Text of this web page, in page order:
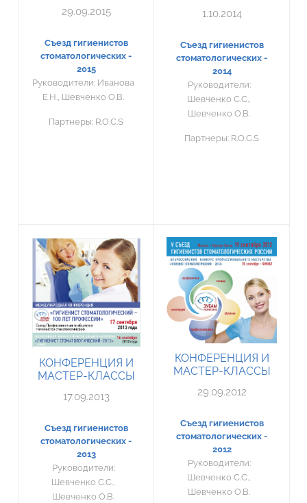
29.09.2015
Съезд гигиенистов
стоматологических -
2015
Руководители: Иванова
Е.Н., Шевченко О.В.
Партнеры: R.O.C.S
1.10.2014
Съезд гигиенистов
стоматологических -
2014
Руководители:
Шевченко С.С.,
Шевченко О.В.
Партнеры: R.O.C.S
КОНФЕРЕНЦИЯ И
МАСТЕР-КЛАССЫ
17.09.2013
Съезд гигиенистов
стоматологических -
2013
Руководители:
Шевченко С.С.,
Шевченко О.В.
КОНФЕРЕНЦИЯ И
МАСТЕР-КЛАССЫ
29.09.2012
Съезд гигиенистов
стоматологических -
2012
Руководители:
Шевченко С.С.,
Шевченко О.В.